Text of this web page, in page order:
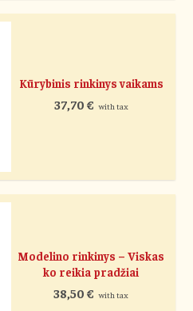
Kūrybinis rinkinys vaikams
37,70 € with tax
Modelino rinkinys – Viskas
ko reikia pradžiai
38,50€ with tax